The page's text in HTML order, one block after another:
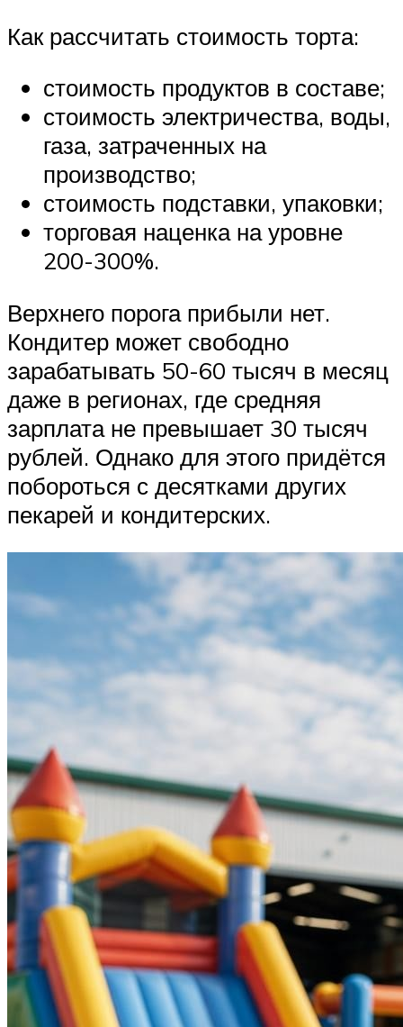
Как рассчитать стоимость торта:
стоимость продуктов в составе;
стоимость электричества, воды,
газа, затраченных на
производство;
стоимость подставки, упаковки;
торговая наценка на уровне
200-300%.
Верхнего порога прибыли нет.
Кондитер может свободно
зарабатывать 50-60 тысяч в месяц
даже в регионах, где средняя
зарплата не превышает 30 тысяч
рублей. Однако для этого придётся
побороться с десятками других
пекарей и кондитерских.